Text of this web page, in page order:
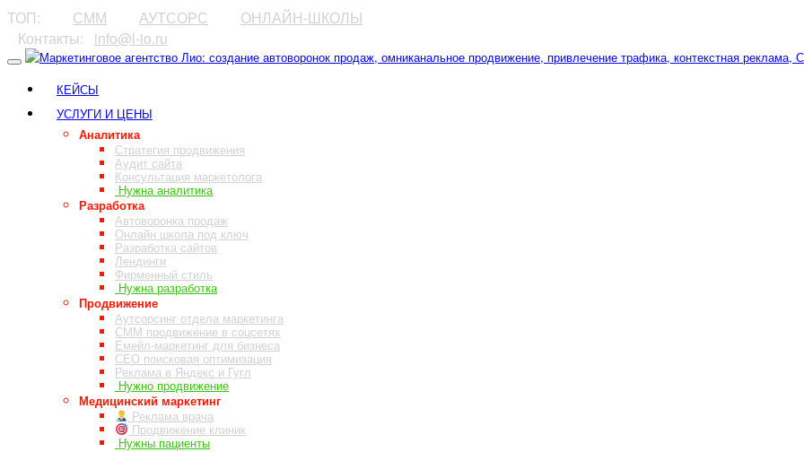
ТОП: СММ АУТСОРС
ОНЛАЙН-ШКОЛЫ
⠀Контакты:⠀ info@l-io.ru
КЕЙСЫ
УСЛУГИ И ЦЕНЫ
Аналитика
Стратегия продвижения
Аудит сайта
Консультация маркетолога
Нужна аналитика
Разработка
Автоворонка продаж
Онлайн школа под ключ
Разработка сайтов
Лендинги
Фирменный стиль
Нужна разработка
Продвижение
Аутсорсинг отдела маркетинга
СММ продвижение в соцсетях
Емейл-маркетинг для бизнеса
СЕО поисковая оптимизация
Реклама в Яндекс и Гугл
Нужно продвижение
Медицинский маркетинг
Реклама врача
Продвижение клиник
Нужны пациенты